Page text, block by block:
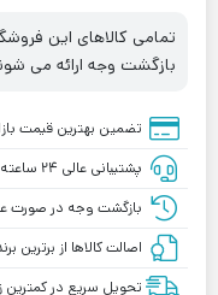
تمامی کالاهای این
بازگشت وجه ارائه می
تضمین بهترین قیمت
پشتیبانی عالی ۲۴ ساعته، ۷ روز هفته
بازگشت وجه در صورت
اصالت کالاها از برترین
تحویل سریع در کمترین